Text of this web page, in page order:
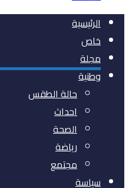
الرئيسية
خاص
مجلة
وطنية
حالة الطقس
احداث
الصحة
رياضة
مجتمع
سياسة